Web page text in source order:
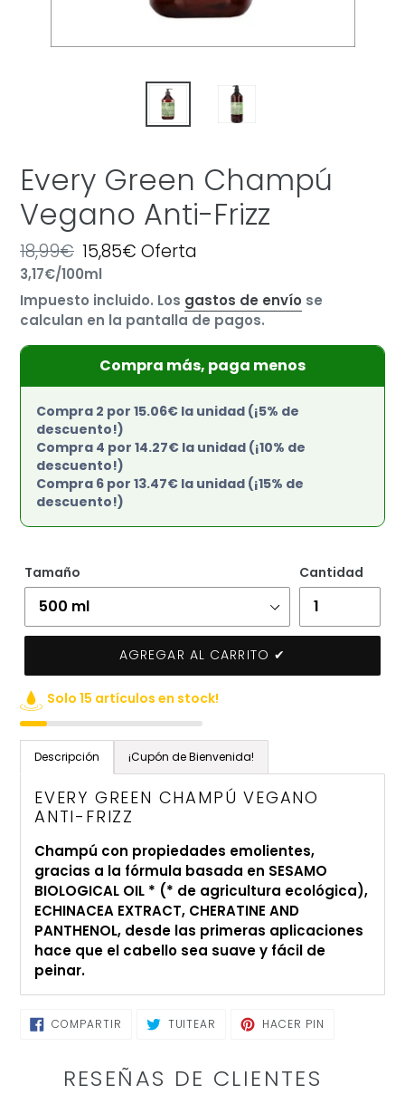
Every Green Champú
Vegano Anti-Frizz
Precio
habitual
18,99€ Precio
de
oferta
15,85€Oferta
Precio
unitario
3,17€/por
100ml
Impuesto incluido. Los gastos de envío se
calculan en la pantalla de pagos.
Compra más, paga menos
Compra 2 por 15.06€ la unidad (¡5% de
descuento!)
Compra 4 por 14.27€ la unidad (¡10% de
descuento!)
Compra 6 por 13.47€ la unidad (¡15% de
descuento!)
Tamaño Cantidad
AGREGAR AL CARRITO ✔
Solo 15 artículos en stock!
de
compra
Descripción ¡Cupón de Bienvenida!
EVERY GREEN CHAMPÚ VEGANO
ANTI-FRIZZ
Champú con propiedades emolientes,
gracias a la fórmula basada en SESAMO
BIOLOGICAL OIL * (* de agricultura ecológica),
ECHINACEA EXTRACT, CHERATINE AND
PANTHENOL, desde las primeras aplicaciones
hace que el cabello sea suave y fácil de
peinar.
COMPARTIR COMPARTIRTUITEAR TUITEARHACER PIN
RESEÑAS DE CLIENTES